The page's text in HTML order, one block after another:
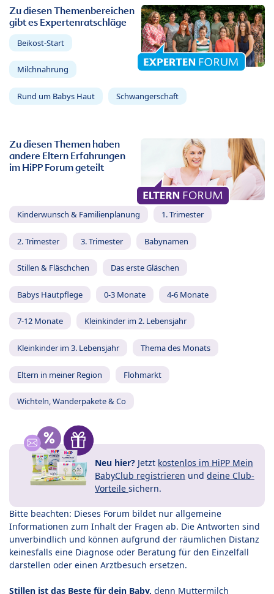
Zu diesen Themenbereichen
gibt es Expertenratschläge
Beikost-Start
Milchnahrung
Rund um Babys Haut Schwangerschaft
Zu diesen Themen haben
andere Eltern Erfahrungen
im HiPP Forum geteilt
Kinderwunsch & Familienplanung 1. Trimester
2. Trimester 3. Trimester Babynamen
Stillen & Fläschchen Das erste Gläschen
Babys Hautpflege 0-3 Monate 4-6 Monate
7-12 Monate Kleinkinder im 2. Lebensjahr
Kleinkinder im 3. Lebensjahr Thema des Monats
Eltern in meiner Region Flohmarkt
Wichteln, Wanderpakete & Co
Neu hier? Jetzt kostenlos im HiPP Mein
BabyClub registrieren und deine Club-
Vorteile sichern.
Bitte beachten: Dieses Forum bildet nur allgemeine
Informationen zum Inhalt der Fragen ab. Die Antworten sind
unverbindlich und können aufgrund der räumlichen Distanz
keinesfalls eine Diagnose oder Beratung für den Einzelfall
darstellen oder einen Arztbesuch ersetzen.
Stillen ist das Beste für dein Baby, denn Muttermilch